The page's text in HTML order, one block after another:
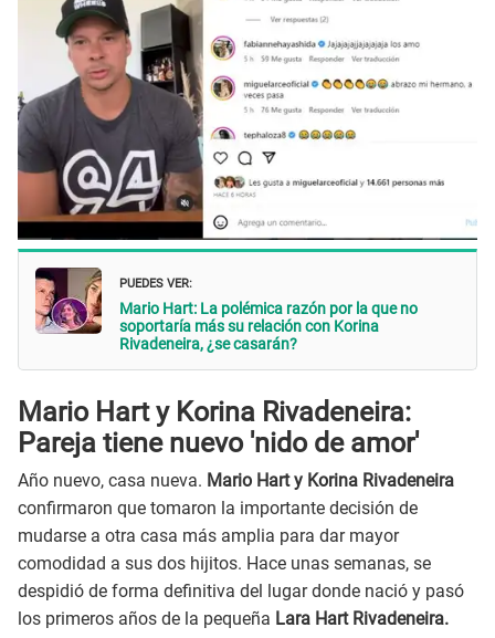
PUEDES VER:
Mario Hart: La polémica razón por la que no
soportaría más su relación con Korina
Rivadeneira, ¿se casarán?
Mario Hart y Korina Rivadeneira:
Pareja tiene nuevo 'nido de amor'
Año nuevo, casa nueva. Mario Hart y Korina Rivadeneira
confirmaron que tomaron la importante decisión de
mudarse a otra casa más amplia para dar mayor
comodidad a sus dos hijitos. Hace unas semanas, se
despidió de forma definitiva del lugar donde nació y pasó
los primeros años de la pequeña Lara Hart Rivadeneira.